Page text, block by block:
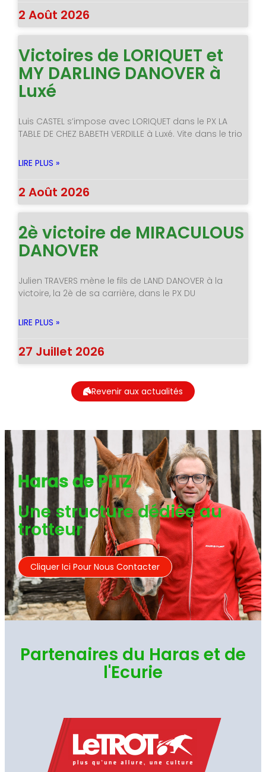
2 Août 2026
Victoires de LORIQUET et
MY DARLING DANOVER à
Luxé
Luis CASTEL s’impose avec LORIQUET dans le PX LA
TABLE DE CHEZ BABETH VERDILLE à Luxé. Vite dans le trio
LIRE PLUS »
2 Août 2026
2è victoire de MIRACULOUS
DANOVER
Julien TRAVERS mène le fils de LAND DANOVER à la
victoire, la 2è de sa carrière, dans le PX DU
LIRE PLUS »
27 Juillet 2026
Revenir aux actualités
Haras de PITZ
Une structure dédiée au
trotteur
Cliquer Ici Pour Nous Contacter
Partenaires du Haras et de
l'Ecurie